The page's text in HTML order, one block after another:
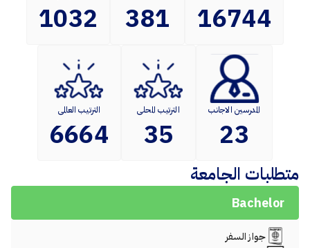
16744
381
1032
المدرسين الاجانب
23
الترتيب المحلى
35
الترتيب العالمى
6664
متطلبات الجامعة
Bachelor
جواز السفر